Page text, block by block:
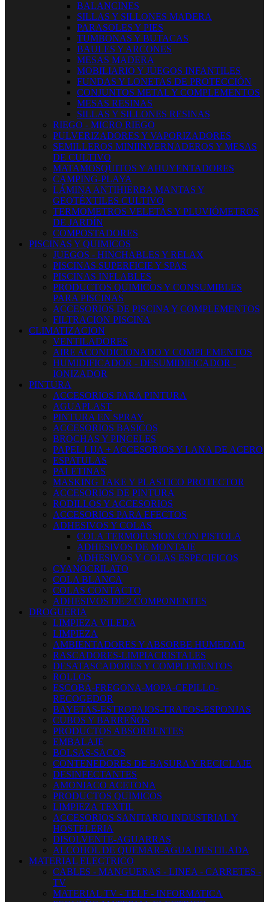
BALANCINES
SILLAS Y SILLONES MADERA
PARASOLES Y PIES
TUMBONAS Y BUTACAS
BAULES Y ARCONES
MESAS MADERA
MOBILIARIO Y JUEGOS INFANTILES
FUNDAS Y LONETAS DE PROTECCIÓN
CONJUNTOS METAL Y COMPLEMENTOS
MESAS RESINAS
SILLAS Y SILLONES RESINAS
RIEGO - MICRO RIEGO
PULVERIZADORES Y VAPORIZADORES
SEMILLEROS MINIINVERNADEROS Y MESAS
DE CULTIVO
MATAMOSQUITOS Y AHUYENTADORES
CAMPING-PLAYA
LÁMINA ANTIHIERBA MANTAS Y
GEOTÉXTILES CULTIVO
TERMOMETROS VELETAS Y PLUVIÓMETROS
DE JARDÍN
COMPOSTADORES
PISCINAS Y QUIMICOS
JUEGOS - HINCHABLES Y RELAX
PISCINAS SUPERFICIE Y SPAS
PISCINAS INFLABLES
PRODUCTOS QUIMICOS Y CONSUMIBLES
PARA PISCINAS
ACCESORIOS DE PISCINA Y COMPLEMENTOS
FILTRACION PISCINA
CLIMATIZACION
VENTILADORES
AIRE ACONDICIONADO Y COMPLEMENTOS
HUMIDIFICADOR - DESUMIDIFICADOR -
IONIZADOR
PINTURA
ACCESORIOS PARA PINTURA
AGUAPLAST
PINTURA EN SPRAY
ACCESORIOS BASICOS
BROCHAS Y PINCELES
PAPEL LIJA + ACCESORIOS Y LANA DE ACERO
ESPATULAS
PALETINAS
MASKING TAKE Y PLASTICO PROTECTOR
ACCESORIOS DE PINTURA
RODILLOS Y ACCESORIOS
ACCESORIOS PARA EFECTOS
ADHESIVOS Y COLAS
COLA TERMOFUSION CON PISTOLA
ADHESIVOS DE MONTAJE
ADHESIVOS Y COLAS ESPECIFICOS
CYANOCRILATO
COLA BLANCA
COLAS CONTACTO
ADHESIVOS DE 2 COMPONENTES
DROGUERIA
LIMPIEZA VILEDA
LIMPIEZA
AMBIENTADORES Y ABSORBE HUMEDAD
RASCADORES-LIMPIACRISTALES
DESATASCADORES Y COMPLEMENTOS
ROLLOS
ESCOBA-FREGONA-MOPA-CEPILLO-
RECOGEDOR
BAYETAS-ESTROPAJOS-TRAPOS-ESPONJAS
CUBOS Y BARREÑOS
PRODUCTOS ABSORBENTES
EMBALAJE
BOLSAS-SACOS
CONTENEDORES DE BASURA Y RECICLAJE
DESINFECTANTES
AMONIACO ACETONA
PRODUCTOS QUIMICOS
LIMPIEZA TEXTIL
ACCESORIOS SANITARIO INDUSTRIAL Y
HOSTELERIA
DISOLVENTE-AGUARRAS
ALCOHOL DE QUEMAR-AGUA DESTILADA
MATERIAL ELECTRICO
CABLES - MANGUERAS - LINEA - CARRETES -
TV
MATERIAL TV - TELF - INFORMATICA